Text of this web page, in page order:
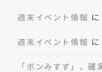
週末イベント情報 に
週末イベント情報 に
「ボンみすず」、確